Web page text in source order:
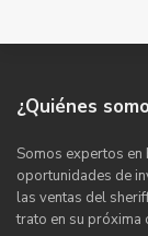
¿Quiénes
Somos expertos en
oportunidades de
las ventas del
trato en su próxima